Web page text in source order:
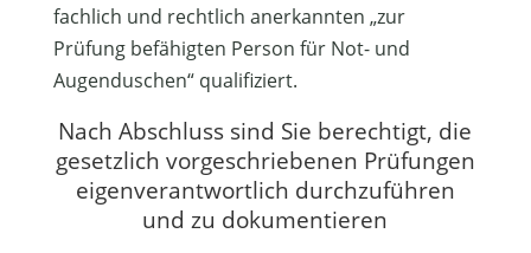
fachlich und rechtlich anerkannten „zur
Prüfung befähigten Person für Not- und
Augenduschen“ qualifiziert.
Nach Abschluss sind Sie berechtigt, die
gesetzlich vorgeschriebenen Prüfungen
eigenverantwortlich durchzuführen
und zu dokumentieren